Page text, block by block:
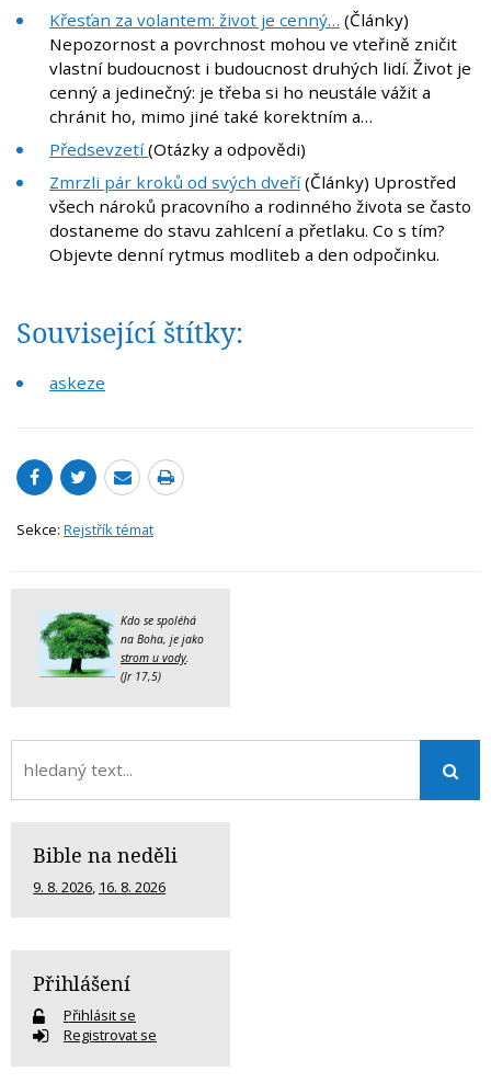
Křesťan za volantem: život je cenný… (Články)
Nepozornost a povrchnost mohou ve vteřině zničit
vlastní budoucnost i budoucnost druhých lidí. Život je
cenný a jedinečný: je třeba si ho neustále vážit a
chránit ho, mimo jiné také korektním a…
Předsevzetí(Otázky a odpovědi)
Zmrzli pár kroků od svých dveří(Články) Uprostřed
všech nároků pracovního a rodinného života se často
dostaneme do stavu zahlcení a přetlaku. Co s tím?
Objevte denní rytmus modliteb a den odpočinku.
Související štítky:
askeze
Sekce: Rejstřík témat
Kdo se spoléhá
na Boha, je jako
strom u vody.
(Jr 17,5)
Bible na neděli
9. 8. 2026, 16. 8. 2026
Přihlášení
Přihlásit se
Registrovat se